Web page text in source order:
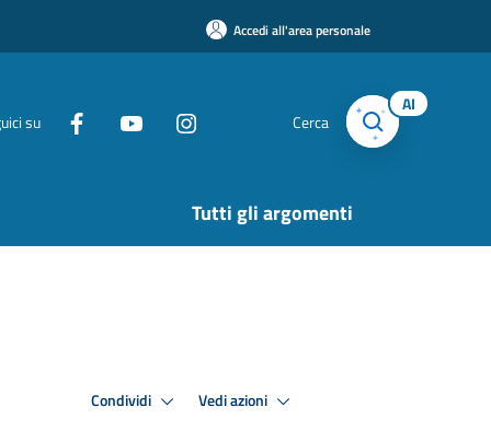
Accedi all'area personale
su Cerca
AI
Tutti gli argomenti
Condividi Vedi azioni